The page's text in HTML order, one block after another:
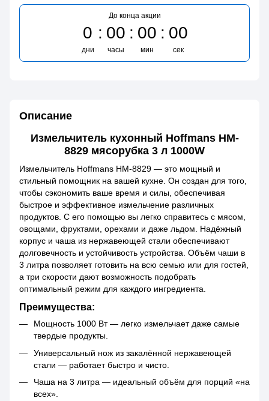
До конца акции
0
дни
00
часы
00
мин
00
сек
Описание
Измельчитель кухонный Hoffmans HM-
8829 мясорубка 3 л 1000W
Измельчитель Hoffmans HM-8829 — это мощный и
стильный помощник на вашей кухне. Он создан для того,
чтобы сэкономить ваше время и силы, обеспечивая
быстрое и эффективное измельчение различных
продуктов. С его помощью вы легко справитесь с мясом,
овощами, фруктами, орехами и даже льдом. Надёжный
корпус и чаша из нержавеющей стали обеспечивают
долговечность и устойчивость устройства. Объём чаши в
3 литра позволяет готовить на всю семью или для гостей,
а три скорости дают возможность подобрать
оптимальный режим для каждого ингредиента.
Преимущества:
Мощность 1000 Вт — легко измельчает даже самые
твердые продукты.
Универсальный нож из закалённой нержавеющей
стали — работает быстро и чисто.
Чаша на 3 литра — идеальный объём для порций «на
всех».